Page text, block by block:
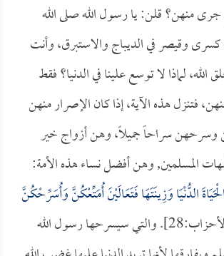
منهن؟ قلن: يا رسول الله صلى الله
وقيصر في الديباج والاستبرق، وأنت
لماذا لا توسع علينا في الدنيا؟ فقط
فتنزل هذه الآية، إذا كان الإصرار منهن
سراحاً جميلاً، وهن أزواج خير
المسلمين, وهن أفضل نساء هذه الأمة:
الدُّنْيَا وَزِينَتَهَا فَتَعَالَيْنَ أُمَتِّعْكُنَّ وَأُسَرِّحْكُنَّ
[الأحزاب:28]. والتي سيسرحها رسول الله